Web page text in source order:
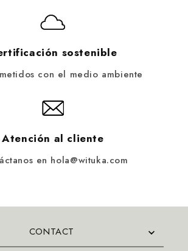
sostenible
con el medio ambiente
Atención al cliente
en hola@wituka.com
CONTACT